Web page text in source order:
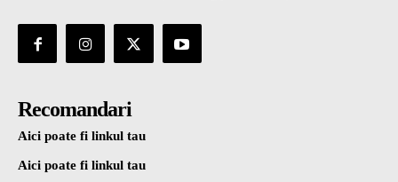
Recomandari
Aici poate fi linkul tau
Aici poate fi linkul tau